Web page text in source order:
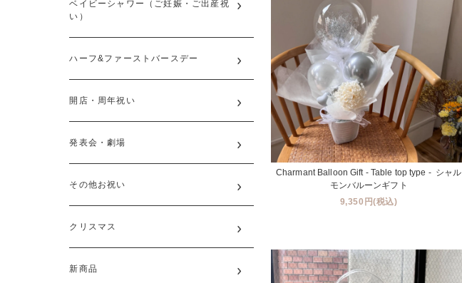
Charmant Balloon Gift - Table top type - シャル
モンバルーンギフト
9,350円(税込)
ベイビーシャワー（ご妊娠・ご出産祝
い）
ハーフ&ファーストバースデー
開店・周年祝い
発表会・劇場
その他お祝い
クリスマス
新商品